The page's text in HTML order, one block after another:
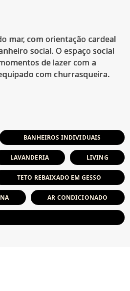
mar, com orientação cardeal
social. O espaço social
de lazer com a
com churrasqueira.
BANHEIROS INDIVIDUAIS
LAVANDERIA LIVING
TETO REBAIXADO EM GESSO
AR CONDICIONADO